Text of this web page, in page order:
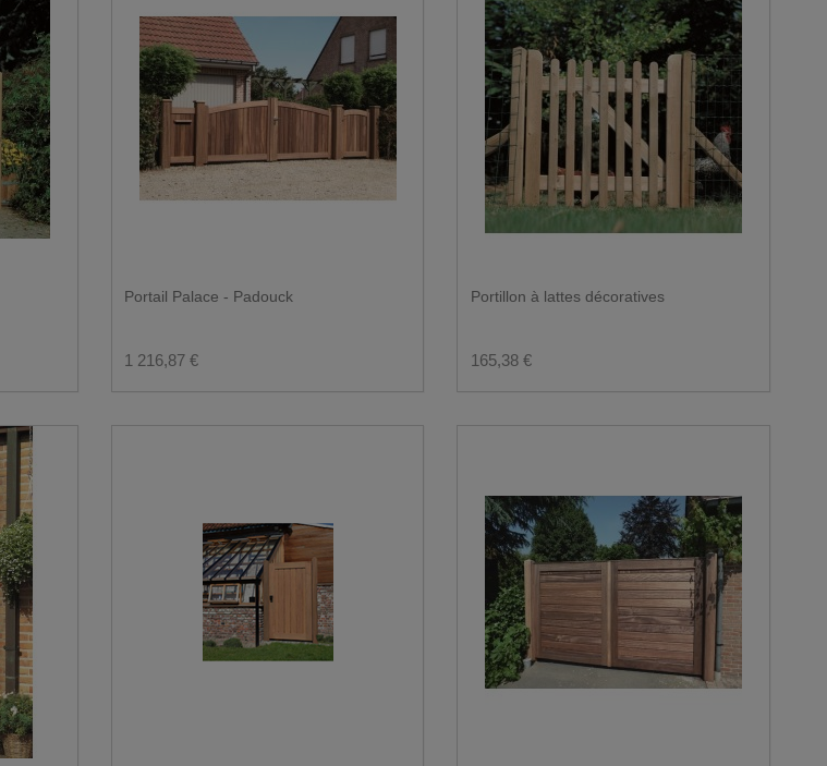
Portail Palace - Padouck
1 216,87 €
Portillon à lattes décoratives
165,38 €